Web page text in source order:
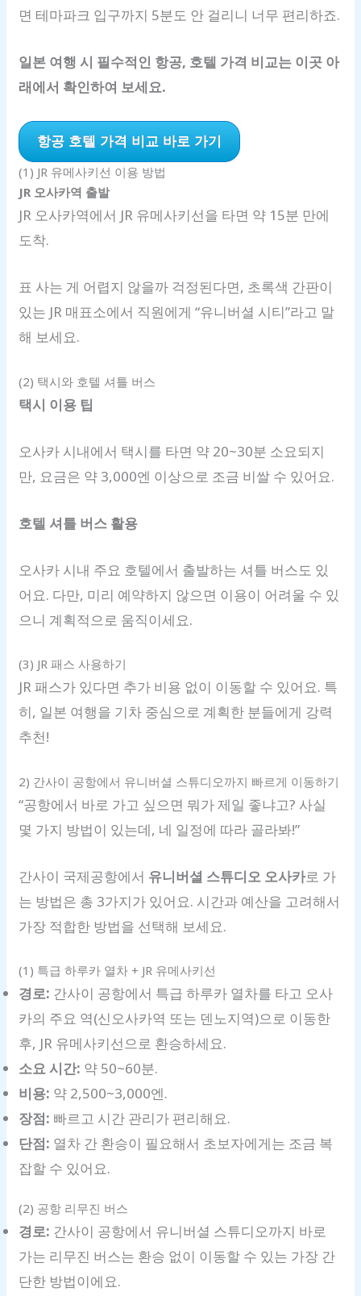
면 테마파크 입구까지 5분도 안 걸리니 너무 편리하죠.
일본 여행 시 필수적인 항공, 호텔 가격 비교는 이곳 아
래에서 확인하여 보세요.
항공 호텔 가격 비교 바로 가기
(1) JR 유메사키선 이용 방법
JR 오사카역 출발
JR 오사카역에서 JR 유메사키선을 타면 약 15분 만에
도착.
표 사는 게 어렵지 않을까 걱정된다면, 초록색 간판이
있는 JR 매표소에서 직원에게 “유니버셜 시티”라고 말
해 보세요.
(2) 택시와 호텔 셔틀 버스
택시 이용 팁
오사카 시내에서 택시를 타면 약 20~30분 소요되지
만, 요금은 약 3,000엔 이상으로 조금 비쌀 수 있어요.
호텔 셔틀 버스 활용
오사카 시내 주요 호텔에서 출발하는 셔틀 버스도 있
어요. 다만, 미리 예약하지 않으면 이용이 어려울 수 있
으니 계획적으로 움직이세요.
(3) JR 패스 사용하기
JR 패스가 있다면 추가 비용 없이 이동할 수 있어요. 특
히, 일본 여행을 기차 중심으로 계획한 분들에게 강력
추천!
2) 간사이 공항에서 유니버셜 스튜디오까지 빠르게 이동하기
“공항에서 바로 가고 싶으면 뭐가 제일 좋냐고? 사실
몇 가지 방법이 있는데, 네 일정에 따라 골라봐!”
간사이 국제공항에서 유니버셜 스튜디오 오사카로 가
는 방법은 총 3가지가 있어요. 시간과 예산을 고려해서
가장 적합한 방법을 선택해 보세요.
(1) 특급 하루카 열차 + JR 유메사키선
경로: 간사이 공항에서 특급 하루카 열차를 타고 오사
카의 주요 역(신오사카역 또는 덴노지역)으로 이동한
후, JR 유메사키선으로 환승하세요.
소요 시간: 약 50~60분.
비용: 약 2,500~3,000엔.
장점: 빠르고 시간 관리가 편리해요.
단점: 열차 간 환승이 필요해서 초보자에게는 조금 복
잡할 수 있어요.
(2) 공항 리무진 버스
경로: 간사이 공항에서 유니버셜 스튜디오까지 바로
가는 리무진 버스는 환승 없이 이동할 수 있는 가장 간
단한 방법이에요.